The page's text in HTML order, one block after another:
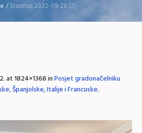
/Erasmus 2022-09-28 (2)
at 1824×1368 inPosjet gradonačelniku
Španjolske, Italije i Francuske.